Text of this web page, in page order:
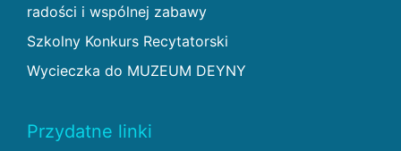
radości i wspólnej zabawy
Szkolny Konkurs Recytatorski
Wycieczka do MUZEUM DEYNY
Przydatne linki